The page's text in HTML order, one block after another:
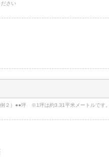
さい
２）●●坪 ※1坪は約3.31平米メートルです